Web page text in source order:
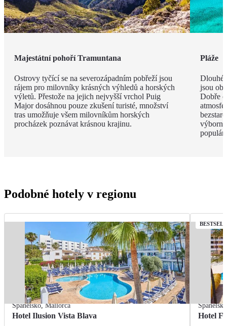
Majestátní pohoří Tramuntana
Ostrovy tyčící se na severozápadním pobřeží jsou
rájem pro milovníky krásných výhledů a horských
výletů. Přestože na jejich nejvyšší vrchol Puig
Major dosáhnou pouze zkušení turisté, množství
tras umožňuje všem milovníkům horských
procházek poznávat krásnou krajinu.
Pláže
Dlouhé
jsou
Dobře
Podobné hotely v regionu
Španělsko,Mallorca
Hotel Ilusion Vista Blava
Španělsko
Hotel